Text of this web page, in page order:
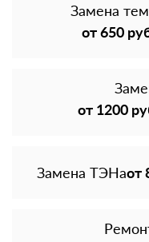
Замена
от 650
от 1200
Замена ТЭНаот